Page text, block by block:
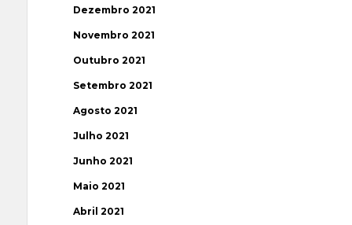
Dezembro 2021
Novembro 2021
Outubro 2021
Setembro 2021
Agosto 2021
Julho 2021
Junho 2021
Maio 2021
Abril 2021